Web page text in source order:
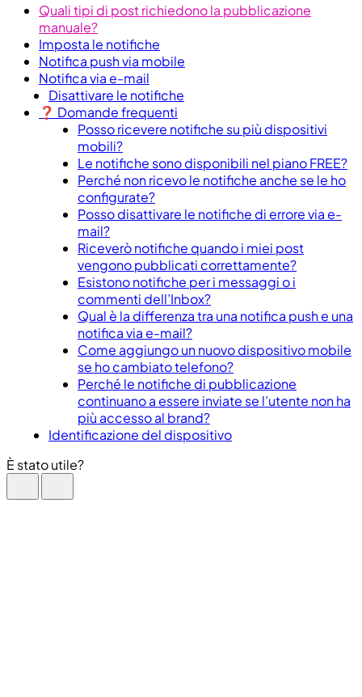
Quali tipi di post richiedono la pubblicazione
manuale?
Imposta le notifiche
Notifica push via mobile
Notifica via e-mail
Disattivare le notifiche
❓​ Domande frequenti
Posso ricevere notifiche su più dispositivi
mobili?
Le notifiche sono disponibili nel piano FREE?
Perché non ricevo le notifiche anche se le ho
configurate?
Posso disattivare le notifiche di errore via e-
mail?
Riceverò notifiche quando i miei post
vengono pubblicati correttamente?
Esistono notifiche per i messaggi o i
commenti dell’Inbox?
Qual è la differenza tra una notifica push e una
notifica via e-mail?
Come aggiungo un nuovo dispositivo mobile
se ho cambiato telefono?
Perché le notifiche di pubblicazione
continuano a essere inviate se l’utente non ha
più accesso al brand?
Identificazione del dispositivo
È stato utile?